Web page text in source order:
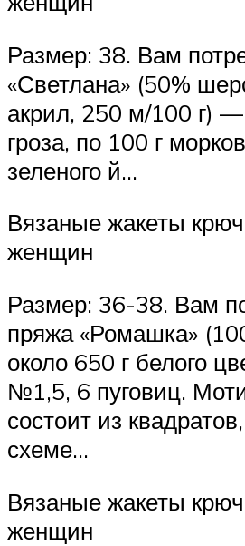
Размер: 38. Вам
«Светлана» (50%
акрил, 250 м/100 г) —
гроза, по 100 г
зеленого й…
Вязаные жакеты
женщин
Размер: 36-38. Вам
пряжа «Ромашка»
около 650 г белого
№1,5, 6 пуговиц.
состоит из
схеме…
Вязаные жакеты
женщин